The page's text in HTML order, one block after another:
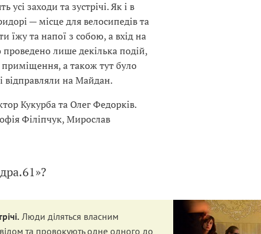
усі заходи та зустрічі. Як і в
— місце для велосипедів та
їжу та напої з собою, а вхід на
лише декілька подій,
а також тут було
відправляли на Майдан.
Кукурба та Олег Федорків.
Філіпчук, Мирослав
Люди діляться власним
та провокують одне одного до